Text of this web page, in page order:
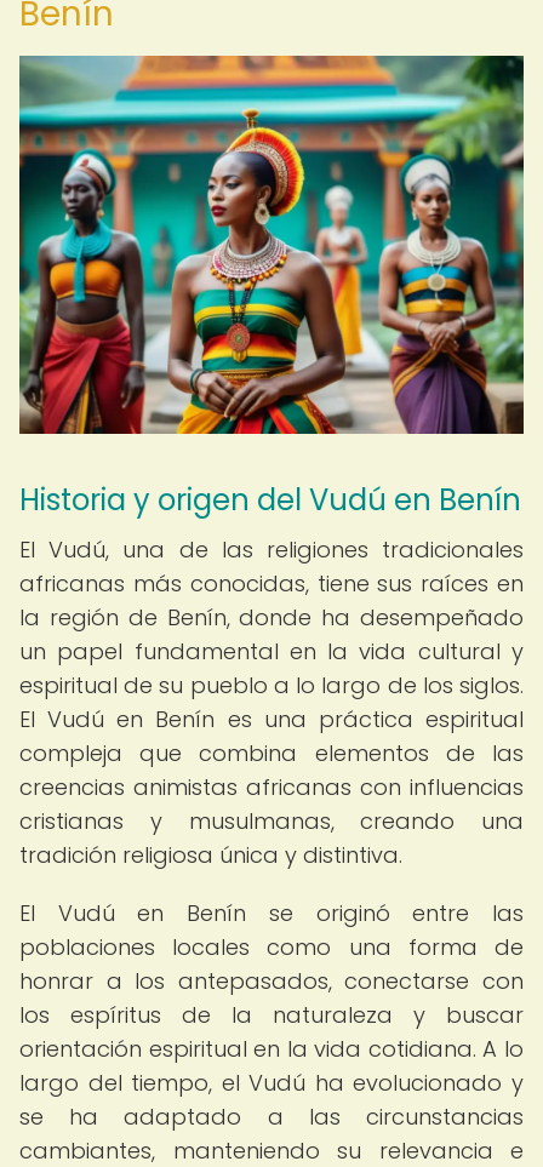
Benín
Historia y origen del Vudú en Benín
El Vudú, una de las religiones tradicionales
africanas más conocidas, tiene sus raíces en
la región de Benín, donde ha desempeñado
un papel fundamental en la vida cultural y
espiritual de su pueblo a lo largo de los siglos.
El Vudú en Benín es una práctica espiritual
compleja que combina elementos de las
creencias animistas africanas con influencias
cristianas y musulmanas, creando una
tradición religiosa única y distintiva.
El Vudú en Benín se originó entre las
poblaciones locales como una forma de
honrar a los antepasados, conectarse con
los espíritus de la naturaleza y buscar
orientación espiritual en la vida cotidiana. A lo
largo del tiempo, el Vudú ha evolucionado y
se ha adaptado a las circunstancias
cambiantes, manteniendo su relevancia e